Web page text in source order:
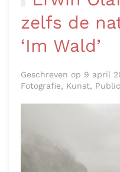
Erwin
‘Im Wald’
Geschreven op 9 april